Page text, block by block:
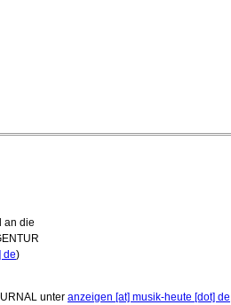
an die
de)
unter anzeigen [at] musik-heute [dot] de